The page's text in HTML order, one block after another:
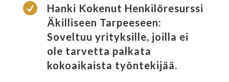

Hanki Kokenut Henkilöresurssi
Äkilliseen Tarpeeseen:
Soveltuu yrityksille, joilla ei
ole tarvetta palkata
kokoaikaista työntekijää.